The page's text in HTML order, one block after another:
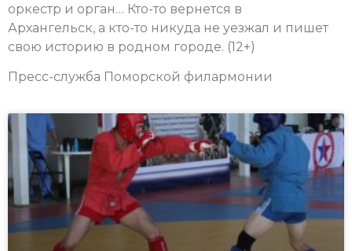
оркестр и орган… Кто-то вернется в
Архангельск, а кто-то никуда не уезжал и пишет
свою историю в родном городе. (12+)
Пресс-служба Поморской филармонии